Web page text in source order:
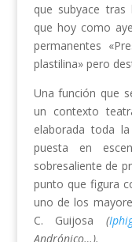
que subyace tras
que hoy como
permanentes
plastilina» pero
Una función que
un contexto
elaborada toda
puesta en
sobresaliente de
punto que figura
uno de los
C. Guijosa (
Andrónico…).